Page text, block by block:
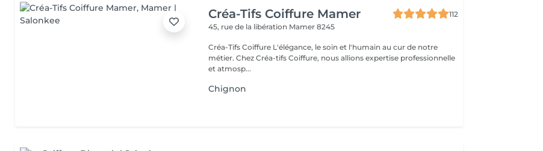
Créa-Tifs Coiffure Mamer
112
45, rue de la libération Mamer 8245
Créa-Tifs Coiffure L'élégance, le soin et l'humain au cur de notre
métier. Chez Créa-tifs Coiffure, nous allions expertise professionnelle
et atmosp...
Chignon